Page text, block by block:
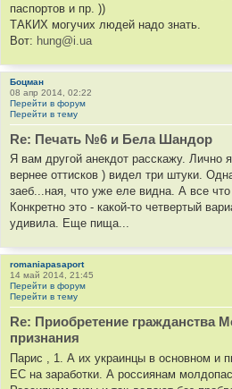
паспортов и пр. ))
ТАКИХ могучих людей надо знать.
Вот: hung@i.ua
Боцман
08 апр 2014, 02:22
Перейти в форум
Перейти в тему
Re: Печать №6 и Бела Шандор
Я вам другой анекдот расскажу. Лично
вернее оттисков ) видел три штуки.
заеб...ная, что уже еле видна. А все
Конкретно это - какой-то четвертый
удивила. Еще пища...
romaniapasaport
14 май 2014, 21:45
Перейти в форум
Перейти в тему
Re: Приобретение гражданства
признания
Парис , 1. А их украинцы в основном и
ЕС на заработки. А россиянам